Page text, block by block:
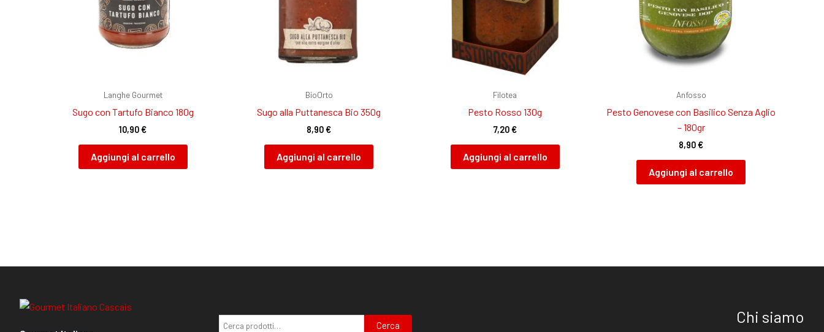
Langhe Gourmet
Sugo con Tartufo Bianco 180g
10,90€
Aggiungi al carrello
BioOrto
Sugo alla Puttanesca Bio 350g
8,90€
Aggiungi al carrello
Filotea
Pesto Rosso 130g
7,20€
Aggiungi al carrello
Anfosso
Pesto Genovese con Basilico Senza Aglio
– 180gr
8,90€
Aggiungi al carrello
Cerca Chi siamo